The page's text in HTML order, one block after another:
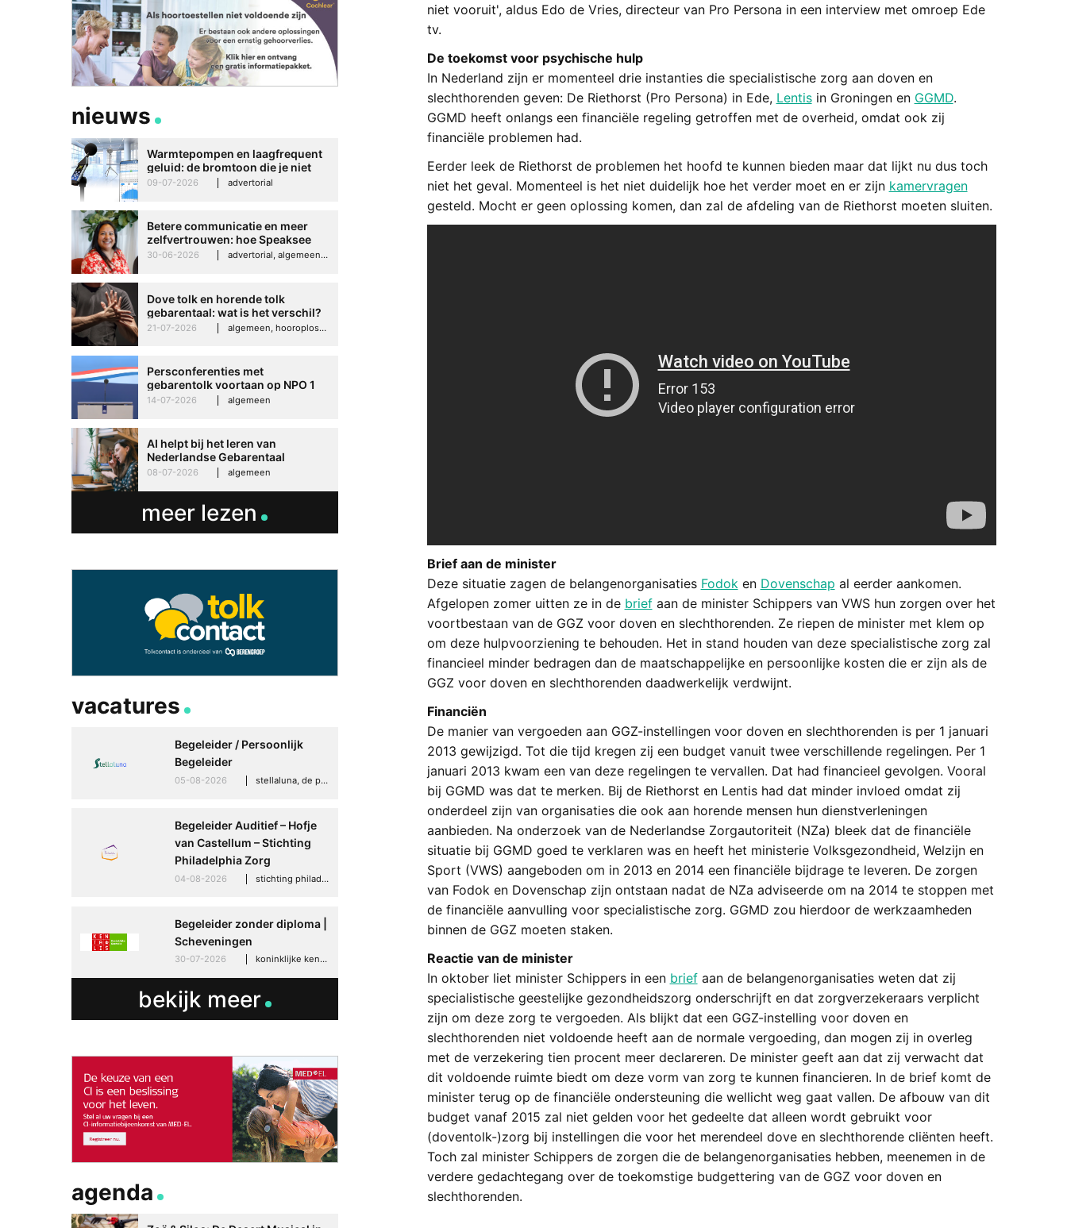
niet vooruit', aldus Edo de Vries, directeur van Pro Persona in een interview met omroep Ede
tv.
De toekomst voor psychische hulp
In Nederland zijn er momenteel drie instanties die specialistische zorg aan doven en
slechthorenden geven: De Riethorst (Pro Persona) in Ede, Lentisin Groningen en GGMD.
GGMD heeft onlangs een financiële regeling getroffen met de overheid, omdat ook zij
financiële problemen had.
Eerder leek de Riethorst de problemen het hoofd te kunnen bieden maar dat lijkt nu dus toch
niet het geval. Momenteel is het niet duidelijk hoe het verder moet en er zijn kamervragen
gesteld. Mocht er geen oplossing komen, dan zal de afdeling van de Riethorst moeten sluiten.
Brief aan de minister
Deze situatie zagen de belangenorganisaties Fodoken Dovenschap al eerder aankomen.
Afgelopen zomer uitten ze in de briefaan de minister Schippers van VWS hun zorgen over het
voortbestaan van de GGZ voor doven en slechthorenden. Ze riepen de minister met klem op
om deze hulpvoorziening te behouden. Het in stand houden van deze specialistische zorg zal
financieel minder bedragen dan de maatschappelijke en persoonlijke kosten die er zijn als de
GGZ voor doven en slechthorenden daadwerkelijk verdwijnt.
Financiën
De manier van vergoeden aan GGZ-instellingen voor doven en slechthorenden is per 1 januari
2013 gewijzigd. Tot die tijd kregen zij een budget vanuit twee verschillende regelingen. Per 1
januari 2013 kwam een van deze regelingen te vervallen. Dat had financieel gevolgen. Vooral
bij GGMD was dat te merken. Bij de Riethorst en Lentis had dat minder invloed omdat zij
onderdeel zijn van organisaties die ook aan horende mensen hun dienstverleningen
aanbieden. Na onderzoek van de Nederlandse Zorgautoriteit (NZa) bleek dat de financiële
situatie bij GGMD goed te verklaren was en heeft het ministerie Volksgezondheid, Welzijn en
Sport (VWS) aangeboden om in 2013 en 2014 een financiële bijdrage te leveren. De zorgen
van Fodok en Dovenschap zijn ontstaan nadat de NZa adviseerde om na 2014 te stoppen met
de financiële aanvulling voor specialistische zorg. GGMD zou hierdoor de werkzaamheden
binnen de GGZ moeten staken.
Reactie van de minister
In oktober liet minister Schippers in een briefaan de belangenorganisaties weten dat zij
specialistische geestelijke gezondheidszorg onderschrijft en dat zorgverzekeraars verplicht
zijn om deze zorg te vergoeden. Als blijkt dat een GGZ-instelling voor doven en
slechthorenden niet voldoende heeft aan de normale vergoeding, dan mogen zij in overleg
met de verzekering tien procent meer declareren. De minister geeft aan dat zij verwacht dat
dit voldoende ruimte biedt om deze vorm van zorg te kunnen financieren. In de brief komt de
minister terug op de financiële ondersteuning die wellicht weg gaat vallen. De afbouw van dit
budget vanaf 2015 zal niet gelden voor het gedeelte dat alleen wordt gebruikt voor
(doventolk-)zorg bij instellingen die voor het merendeel dove en slechthorende cliënten heeft.
Toch zal minister Schippers de zorgen die de belangenorganisaties hebben, meenemen in de
verdere gedachtegang over de toekomstige budgettering van de GGZ voor doven en
slechthorenden.
nieuws
Warmtepompen en laagfrequent
geluid: de bromtoon die je niet
kunt negeren
09-07-2026 advertorial
Betere communicatie en meer
zelfvertrouwen: hoe Speaksee
Imelda helpt om te groeien in
30-06-2026 advertorial, algemeen, hooroplossingen, interview
Dove tolk en horende tolk
gebarentaal: wat is het verschil?
21-07-2026 algemeen, hooroplossingen, hoorproblemen, samenleving & maatschappij
Persconferenties met
gebarentolk voortaan op NPO 1
Extra
14-07-2026 algemeen
AI helpt bij het leren van
Nederlandse Gebarentaal
08-07-2026 algemeen
meer lezen
vacatures
Begeleider / Persoonlijk
Begeleider
05-08-2026 stellaluna, de punt (drenthe)
Begeleider Auditief – Hofje
van Castellum – Stichting
Philadelphia Zorg
04-08-2026 stichting philadelphia zorg, den haag
Begeleider zonder diploma |
Scheveningen
30-07-2026 koninklijke kentalis, scheveningen
bekijk meer
agenda